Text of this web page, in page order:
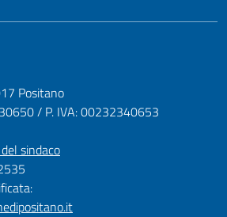
Positano
/ P. IVA: 00232340653
sindaco